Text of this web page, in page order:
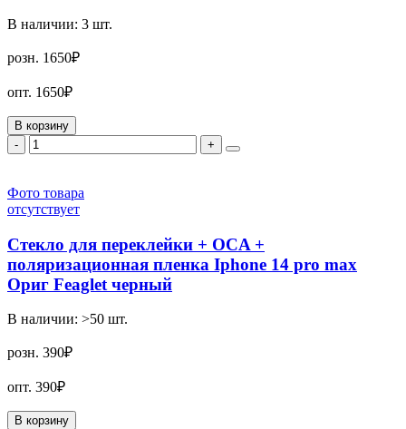
В наличии: 3 шт.
розн. 1650₽
опт. 1650₽
В корзину
-
+
Фото товара
отсутствует
Стекло для переклейки + OCA +
поляризационная пленка Iphone 14 pro max
Ориг Feaglet черный
В наличии: >50 шт.
розн. 390₽
опт. 390₽
В корзину